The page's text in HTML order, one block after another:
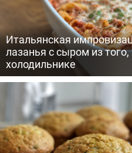
Итальянская
лазанья с сыром из
холодильнике